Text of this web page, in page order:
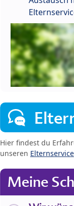
Hier findest du
unseren Elternservice
Meine